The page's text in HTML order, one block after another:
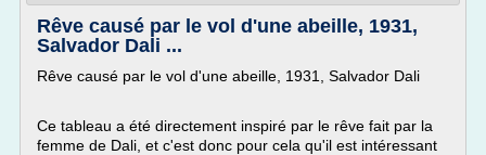
Rêve causé par le vol d'une abeille, 1931,
Salvador Dali ...
Rêve causé par le vol d'une abeille, 1931, Salvador Dali
Ce tableau a été directement inspiré par le rêve fait par la
femme de Dali, et c'est donc pour cela qu'il est intéressant